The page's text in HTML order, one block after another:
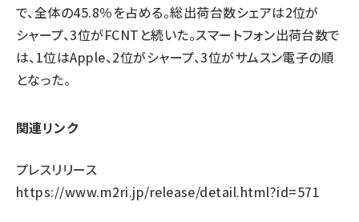
で、全体の45.8％を占める。総出荷台数シェアは2位が
シャープ、3位がFCNTと続いた。スマートフォン出荷台数で
は、1位はApple、2位がシャープ、3位がサムスン電子の順
となった。
関連リンク
プレスリリース
https://www.m2ri.jp/release/detail.html?id=571